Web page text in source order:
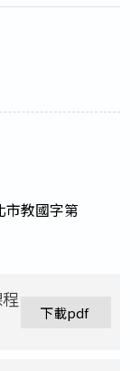
市教國字第
下載pdf